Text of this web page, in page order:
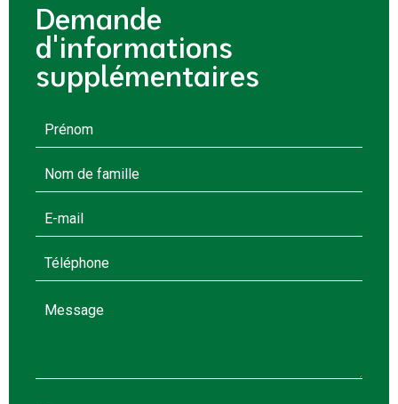
Demande
d'informations
supplémentaires